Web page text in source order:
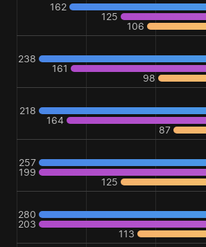
162
125
106
238
161
98
218
164
87
257
199
125
280
203
113